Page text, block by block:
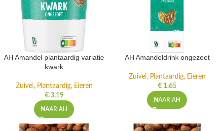
AH Amandel plantaardig variatie
kwark
Zuivel, Plantaardig, Eieren
€3,19
NAAR AH
AH Amandeldrink ongezoet
Zuivel, Plantaardig, Eieren
€1,65
NAAR AH